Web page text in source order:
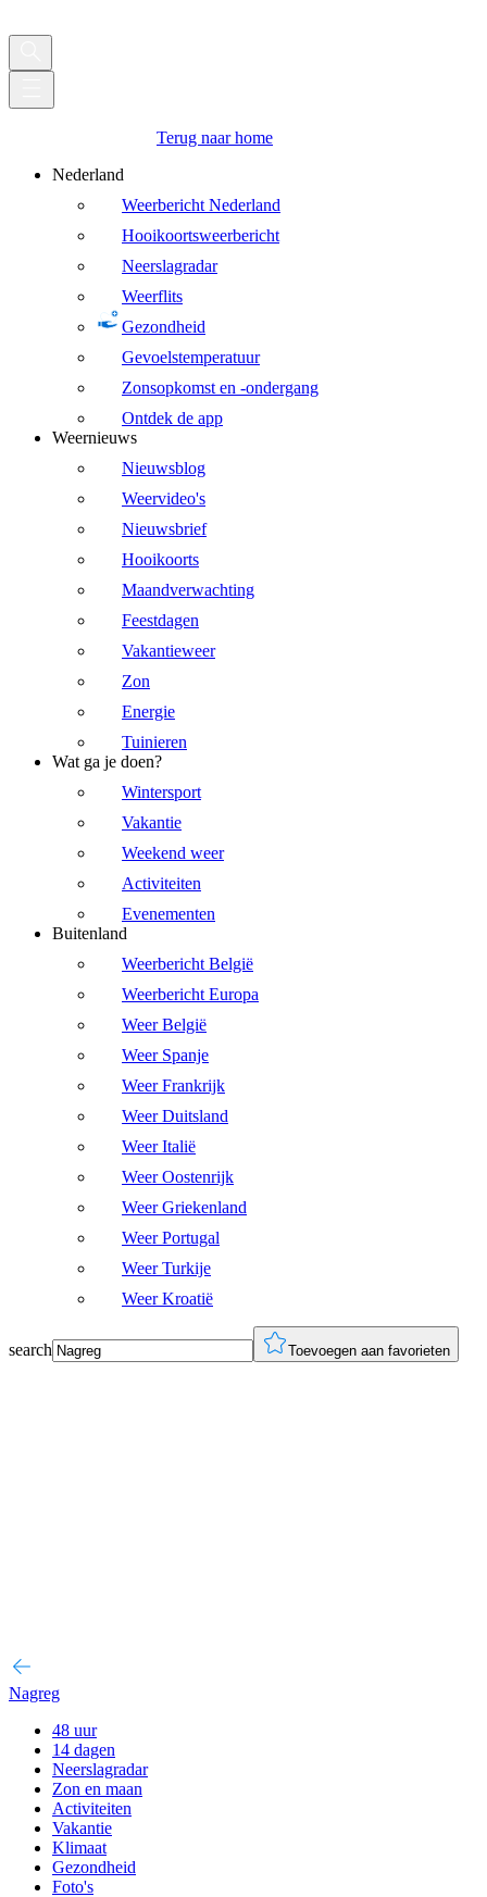
Terug naar home
Nederland
Weerbericht Nederland
Hooikoortsweerbericht
Neerslagradar
Weerflits
Gezondheid
Gevoelstemperatuur
Zonsopkomst en -ondergang
Ontdek de app
Weernieuws
Nieuwsblog
Weervideo's
Nieuwsbrief
Hooikoorts
Maandverwachting
Feestdagen
Vakantieweer
Zon
Energie
Tuinieren
Wat ga je doen?
Wintersport
Vakantie
Weekend weer
Activiteiten
Evenementen
Buitenland
Weerbericht België
Weerbericht Europa
Weer België
Weer Spanje
Weer Frankrijk
Weer Duitsland
Weer Italië
Weer Oostenrijk
Weer Griekenland
Weer Portugal
Weer Turkije
Weer Kroatië
search Toevoegen aan favorieten
Nagreg
48 uur
14 dagen
Neerslagradar
Zon en maan
Activiteiten
Vakantie
Klimaat
Gezondheid
Foto's